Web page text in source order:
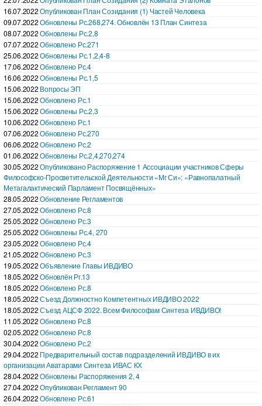
16.07.2022Опубликован План Созидания (1) Частей Человека
09.07.2022Обновлены Рс.268,274. Обновлён 13 План Синтеза
08.07.2022Обновлены Рс.2,8
07.07.2022Обновлено Рс.271
25.06.2022Обновлены Рс.1,2,4-8
17.06.2022Обновлено Рс.4
16.06.2022Обновлены Рс.1,5
15.06.2022 Вопросы ЭП
15.06.2022Обновлено Рс.1
15.06.2022Обновлены Рс.2,3
10.06.2022Обновлено Рс.1
07.06.2022Обновлено Рс.270
06.06.2022Обновлено Рс.2
01.06.2022Обновлены Рс.2,4,270,274
30.05.2022Опубликовано Распоряжение 1 Ассоциации участников Сферы
Философско-Просветительской Деятельности «Мг Си»: «Равнопалатный
Метагалактический Парламент Посвящённых»
28.05.2022Обновление Регламентов
27.05.2022Обновлено Рс.8
25.05.2022Обновлено Рс.3
25.05.2022Обновлены Рс.4, 270
23.05.2022Обновлено Рс.4
21.05.2022Обновлено Рс.3
19.05.2022Объявление Главы ИВДИВО
18.05.2022Обновлён Рг.13
18.05.2022Обновлено Рс.8
18.05.2022Съезд Должностно Компетентных ИВДИВО 2022
18.05.2022Съезд АЦСФ 2022. Всем Философам Синтеза ИВДИВО!
11.05.2022Обновлено Рс.8
02.05.2022Обновлено Рс.8
30.04.2022Обновлено Рс.2
29.04.2022 Предварительный состав подразделений ИВДИВО в их
организации Аватарами Синтеза ИВАС КХ
28.04.2022Обновлены Распоряжения 2, 4
27.04.2022Опубликован Регламент 90
26.04.2022Обновлено Рс.61